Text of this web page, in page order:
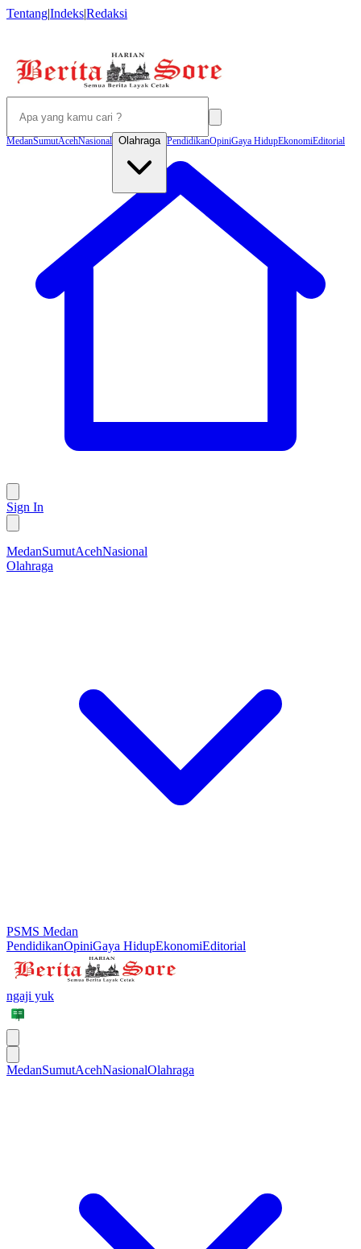
Tentang|Indeks|Redaksi
MedanSumutAcehNasional Olahraga PendidikanOpiniGaya HidupEkonomiEditorial
Sign In
MedanSumutAcehNasional
Olahraga
PSMS Medan
PendidikanOpiniGaya HidupEkonomiEditorial
ngaji yuk
MedanSumutAcehNasionalOlahraga